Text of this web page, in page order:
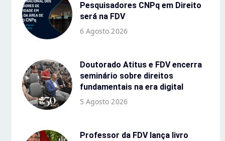
Pesquisadores CNPq em Direito
será na FDV
6 Agosto 2026
Doutorado Atitus e FDV encerra
seminário sobre direitos
fundamentais na era digital
5 Agosto 2026
Professor da FDV lança livro